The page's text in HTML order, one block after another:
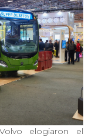
elogiaron el